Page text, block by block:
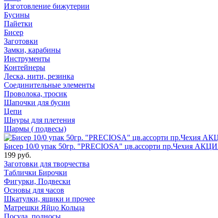
Изготовление бижутерии
Бусины
Пайетки
Бисер
Заготовки
Замки, карабины
Инструменты
Контейнеры
Леска, нити, резинка
Соединительные элементы
Проволока, тросик
Шапочки для бусин
Цепи
Шнуры для плетения
Шармы ( подвесы)
Бисер 10/0 упак 50гр. "PRECIOSA" цв.ассорти пр.Чехия
199 руб.
Заготовки для творчества
Таблички Бирочки
Фигурки, Подвески
Основы для часов
Шкатулки, ящики и прочее
Матрешки Яйцо Кольца
Посуда, подносы